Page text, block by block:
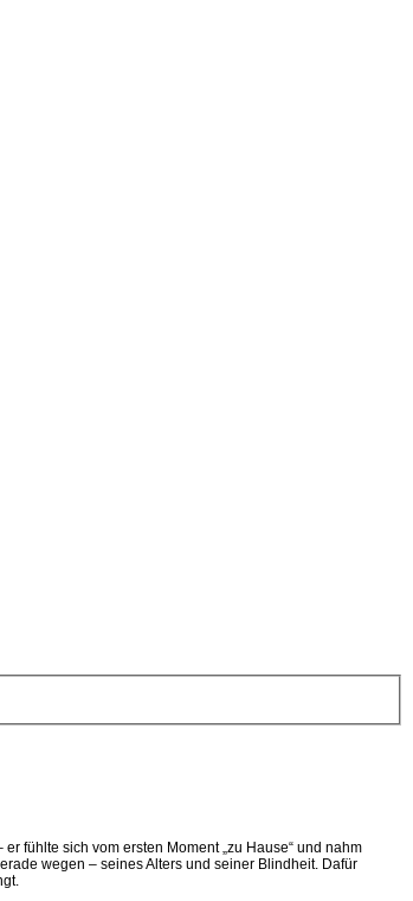
fühlte sich vom ersten Moment „zu Hause“ und nahm
wegen – seines Alters und seiner Blindheit. Dafür